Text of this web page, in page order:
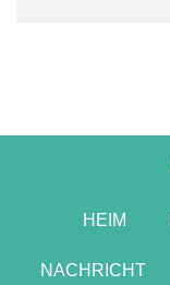
HEIM
NACHRICHT